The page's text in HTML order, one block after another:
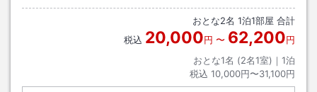
おとな2名 1泊1部屋 合計
税込 20,000円 〜 62,200円
おとな1名 (2名1室)｜ 1泊
税込 10,000円〜31,100円